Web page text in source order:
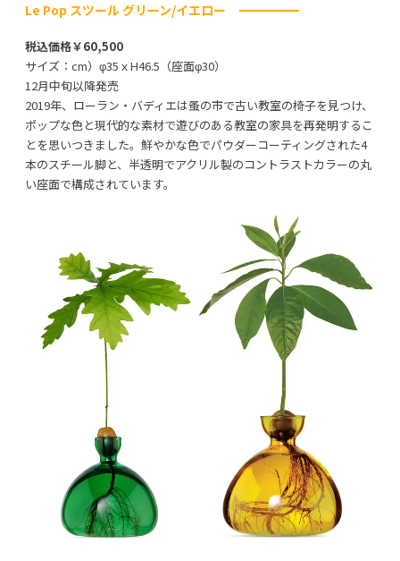
Le Pop スツール グリーン/イエロー
税込価格￥60,500
サイズ：cm）φ35ｘH46.5（座面φ30）
12月中旬以降発売
2019年、ローラン・バディエは蚤の市で古い教室の椅子を見つけ、
ポップな色と現代的な素材で遊びのある教室の家具を再発明するこ
とを思いつきました。鮮やかな色でパウダーコーティングされた4
本のスチール脚と、半透明でアクリル製のコントラストカラーの丸
い座面で構成されています。